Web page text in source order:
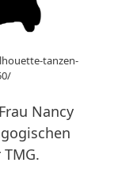
tanzen-
Nancy